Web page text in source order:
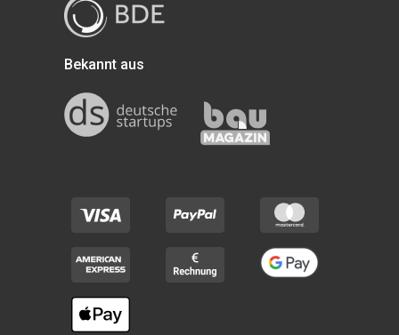
Bekannt aus